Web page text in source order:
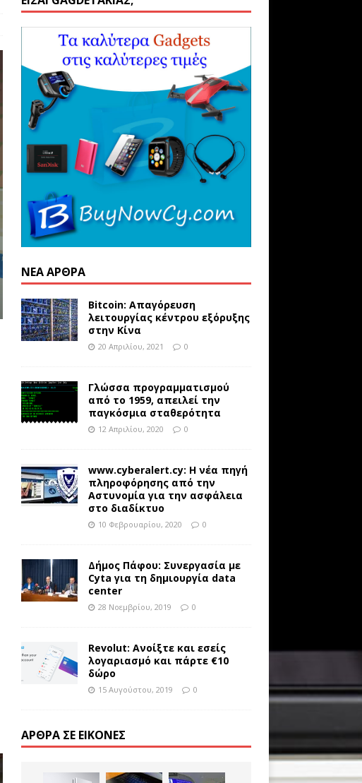
ΝΈΑ ΆΡΘΡΑ
Bitcoin: Απαγόρευση
λειτουργίας κέντρου εξόρυξης
στην Κίνα
20 Απριλίου, 2021 0
Γλώσσα προγραμματισμού
από το 1959, απειλεί την
παγκόσμια σταθερότητα
12 Απριλίου, 2020 0
www.cyberalert.cy: Η νέα πηγή
πληροφόρησης από την
Αστυνομία για την ασφάλεια
στο διαδίκτυο
10 Φεβρουαρίου, 2020 0
Δήμος Πάφου: Συνεργασία με
Cyta για τη δημιουργία data
center
28 Νοεμβρίου, 2019 0
Revolut: Ανοίξτε και εσείς
λογαριασμό και πάρτε €10
δώρο
15 Αυγούστου, 2019 0
ΆΡΘΡΑ ΣΕ ΕΙΚΌΝΕΣ